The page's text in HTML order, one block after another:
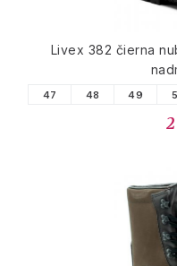
Livex 382 čierna
47 48 49